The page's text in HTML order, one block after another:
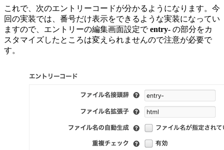
これで、次のエントリーコードが分かるようになります。今
回の実装では、番号だけ表示をできるような実装になってい
ますので、エントリーの編集画面設定でentry- の部分をカ
スタマイズしたところは変えられませんので注意が必要で
す。